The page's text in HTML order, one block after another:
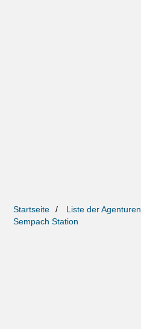
Startseite Liste der Agenturen
Sempach Station